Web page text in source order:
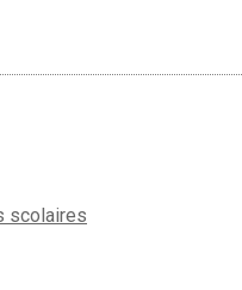
scolaires